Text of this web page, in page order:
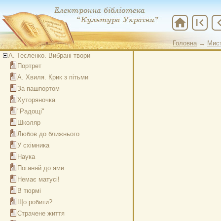
Головна →
home first_page chevron_left
А. Тесленко. Вибрані твори
Портрет
А. Хвиля. Крик з пітьми
За пашпортом
Хуторяночка
"Радощі"
Школяр
Любов до ближнього
У схімника
Наука
Поганяй до ями
Немає матусі!
В тюрмі
Що робити?
Страчене життя